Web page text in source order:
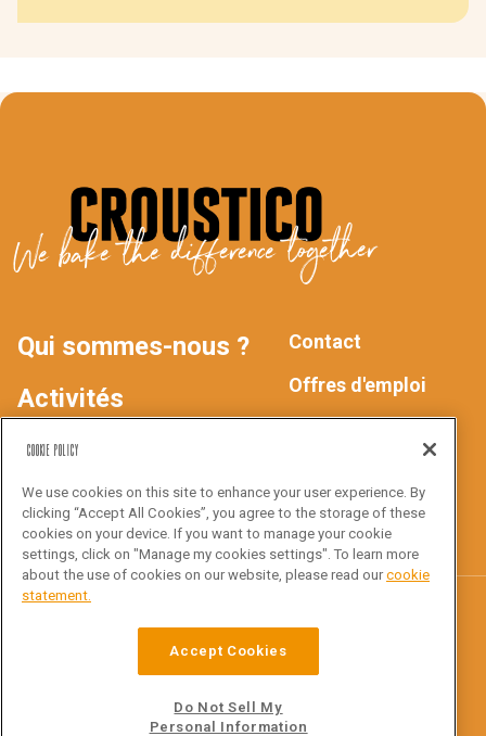
We bake the difference together
MAIN
NAV
Qui sommes-nous ?
Activités
Produits
Inspiration
FOOTER
Contact
Offres d'emploi
Suivez-nous !
Cookie Policy
We use cookies on this site to enhance your user experience. By
clicking “Accept All Cookies”, you agree to the storage of these
cookies on your device. If you want to manage your cookie
settings, click on "Manage my cookies settings". To learn more
about the use of cookies on our website, please read ourcookie
statement.
Accept Cookies
Do Not Sell My
Personal Information